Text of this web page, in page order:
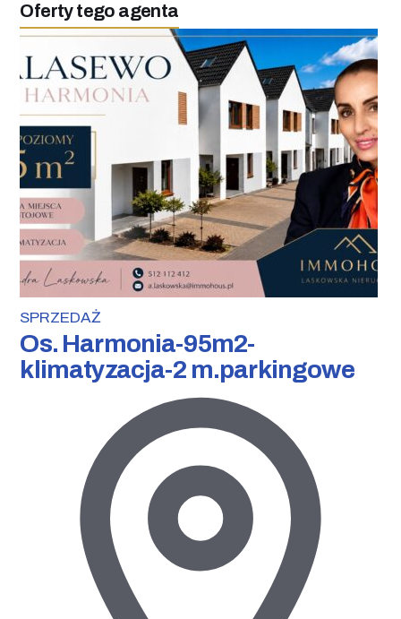
Oferty tego agenta
SPRZEDAŻ
Os. Harmonia-95m2-
klimatyzacja-2 m.parkingowe